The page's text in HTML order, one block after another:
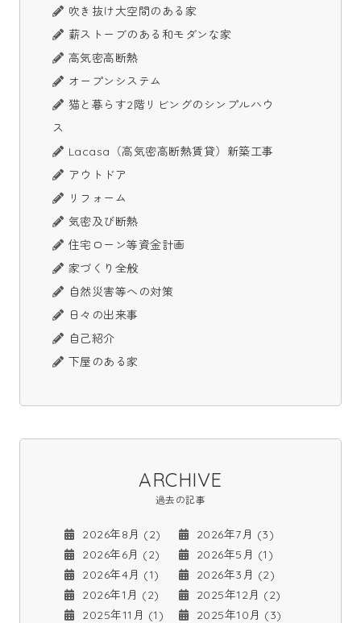
吹き抜け大空間のある家
薪ストーブのある和モダンな家
高気密高断熱
オープンシステム
猫と暮らす2階リビングのシンプルハウ
ス
Lacasa（高気密高断熱賃貸）新築工事
アウトドア
リフォーム
気密及び断熱
住宅ローン等資金計画
家づくり全般
自然災害等への対策
日々の出来事
自己紹介
下屋のある家
ARCHIVE
過去の記事
2026年8月 (2)
2026年7月 (3)
2026年6月 (2)
2026年5月 (1)
2026年4月 (1)
2026年3月 (2)
2026年1月 (2)
2025年12月 (2)
2025年11月 (1)
2025年10月 (3)